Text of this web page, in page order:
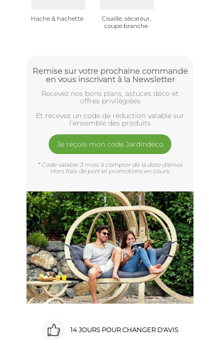
Hache & hachette
Cisaille, sécateur,
coupe branche
Remise sur votre prochaine commande
en vous inscrivant à la Newsletter
Recevez nos bons plans, astuces déco et
offres privilègiées
Et recevez un code de réduction valable sur
l'ensemble des produits
Je reçois mon code Jardindéco
* Code valable 3 mois à compter de la date d'envoi.
Hors frais de port et promotions en cours.
14 JOURS POUR CHANGER D'AVIS